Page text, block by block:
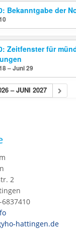
Bekanntgabe der
Zeitfenster für
– Juni 29
– JUNI 2027
2
hattingen.de